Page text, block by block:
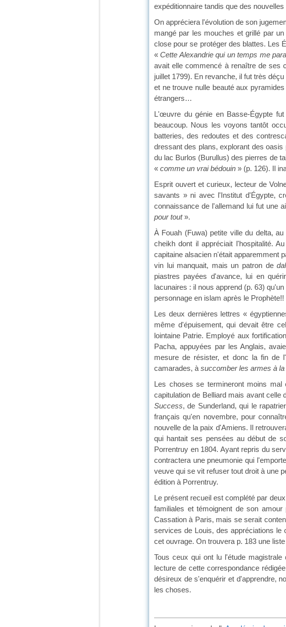
expéditionnaire tandis que des
On appréciera l'évolution de son
mangé par les mouches et grillé par
close pour se protéger des blattes. Les
«Cette Alexandrie qui un temps me
avait elle commencé à renaître de ses
juillet 1799). En revanche, il fut très
et ne trouve nulle beauté aux
étrangers…
L'œuvre du génie en Basse-Égypte
beaucoup. Nous les voyons tantôt
batteries, des redoutes et des
dressant des plans, explorant des
du lac Burlos (Burullus) des pierres de
« comme un vrai bédouin » (p. 126). Il
Esprit ouvert et curieux, lecteur de
savants » ni avec l'Institut d'Égypte,
connaissance de l'allemand lui fut une
pour tout».
À Fouah (Fuwa) petite ville du delta,
cheikh dont il appréciait l'hospitalité.
capitaine alsacien n'était apparemment
vin lui manquait, mais un patron de
piastres payées d'avance, lui en
lacunaires : il nous apprend (p. 63)
personnage en islam après le
Les deux dernières lettres «
même d'épuisement, qui devait être
lointaine Patrie. Employé aux
Pacha, appuyées par les Anglais,
mesure de résister, et donc la fin de
camarades, à succomber les armes à la
Les choses se termineront moins
capitulation de Belliard mais avant celle
Success, de Sunderland, qui le
français qu'en novembre, pour
nouvelle de la paix d'Amiens. Il
qui hantait ses pensées au début de
Porrentruy en 1804. Ayant repris du
contractera une pneumonie qui
veuve qui se vit refuser tout droit à une
édition à Porrentruy.
Le présent recueil est complété par
familiales et témoignent de son
Cassation à Paris, mais se serait
services de Louis, des appréciations le
cet ouvrage. On trouvera p. 183 une
Tous ceux qui ont lu l'étude
lecture de cette correspondance
désireux de s'enquérir et d'apprendre,
les choses.